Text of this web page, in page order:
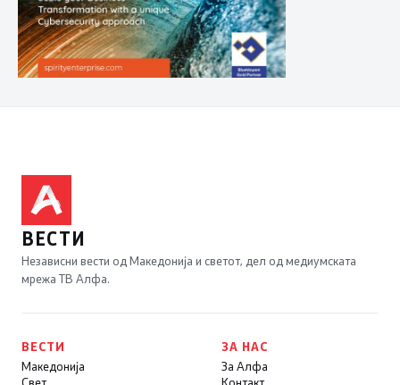
ВЕСТИ
Независни вести од Македонија и светот, дел од медиумската
мрежа ТВ Алфа.
ВЕСТИ
Македонија
ЗА НАС
За Алфа